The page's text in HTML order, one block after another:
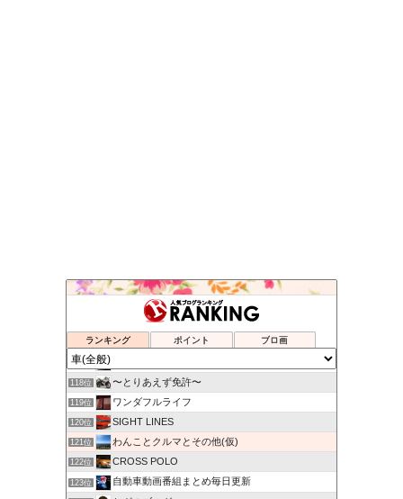
ランキング ポイント ブロ画
自動車・ブログ
新潟塗装職人 カーリペア専門店 轟ＢＯＤY 日々の出来事
116位 パパネコのスポーツカーは楽し！
117位
118位 〜とりあえず免許〜
119位 ワンダフルライフ
120位 SIGHT LINES
121位 わんことクルマとその他(仮)
122位 CROSS POLO
123位 自動車動画番組まとめ毎日更新